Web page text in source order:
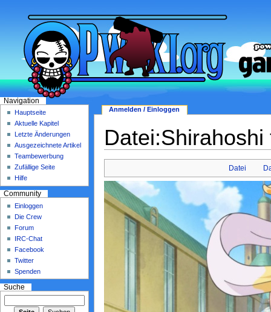
Datei
Anmelden / Einloggen
Navigation
Hauptseite
Aktuelle Kapitel
Letzte Änderungen
Ausgezeichnete Artikel
Teambewerbung
Zufällige Seite
Hilfe
Community
Einloggen
Die Crew
Forum
IRC-Chat
Facebook
Twitter
Spenden
Suche